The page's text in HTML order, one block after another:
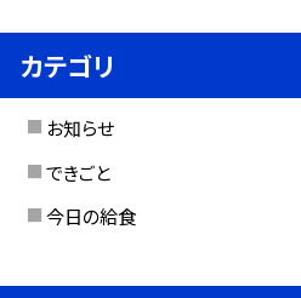
カテゴリ
お知らせ
できごと
今日の給食